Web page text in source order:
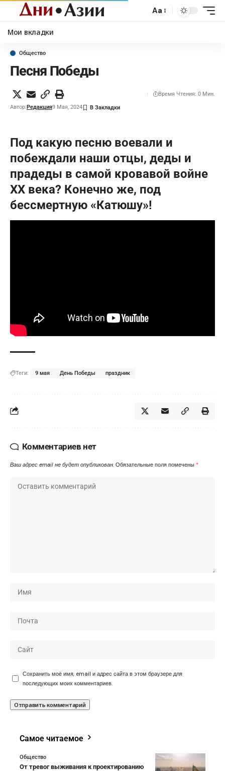
Aa
Мои вкладки
Общество
Песня Победы
Автор:Редакция9 Мая, 2024
Время Чтения: 0 Мин.
Под какую песню воевали и
побеждали наши отцы, деды и
прадеды в самой кровавой войне
ХХ века? Конечно же, под
бессмертную «Катюшу»!
Теги: 9 мая День Победы праздник
Комментариев нет
Ваш адрес email не будет опубликован. Обязательные поля помечены *
Сохранить моё имя, email и адрес сайта в этом браузере для
последующих моих комментариев.
Самое читаемое
Общество
От тревог выживания к проектированию